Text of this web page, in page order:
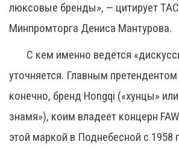
люксовые бренды», — цитирует
Минпромторга Дениса Мантурова.
С кем именно ведется
уточняется. Главным претендентом
конечно, бренд Hongqi («хунцы»
знамя»), коим владеет концерн
этой маркой в Поднебесной с 1958